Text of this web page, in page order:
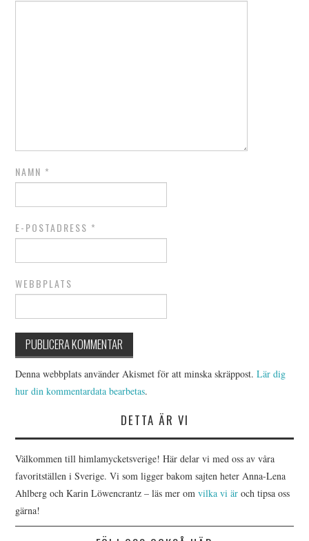
NAMN *
E-POSTADRESS *
WEBBPLATS
Denna webbplats använder Akismet för att minska skräppost.Lär dig
hur din kommentardata bearbetas.
DETTA ÄR VI
Välkommen till himlamycketsverige! Här delar vi med oss av våra
favoritställen i Sverige. Vi som ligger bakom sajten heter Anna-Lena
Ahlberg och Karin Löwencrantz – läs mer omvilka vi är och tipsa oss
gärna!